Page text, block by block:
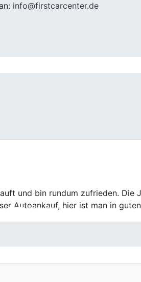
info@firstcarcenter.de
fair bewertet und